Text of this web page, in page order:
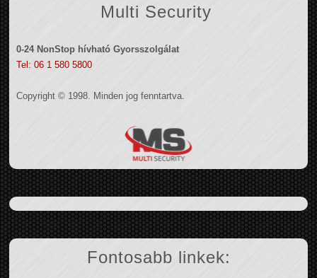
Multi Security
0-24 NonStop hívható Gyorsszolgálat
Tel: 06 1 580 5800
Copyright © 1998. Minden jog fenntartva.
Fontosabb linkek: